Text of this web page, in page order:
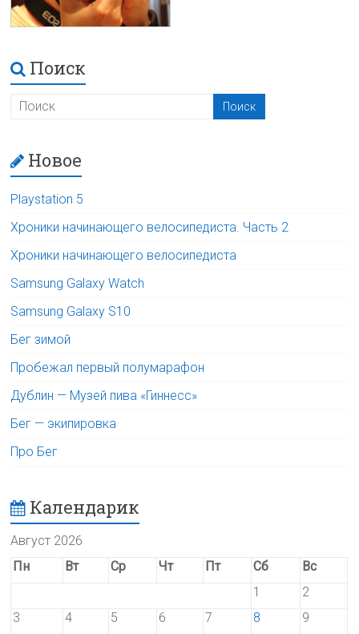
Поиск
Новое
Playstation 5
Хроники начинающего велосипедиста. Часть 2
Хроники начинающего велосипедиста
Samsung Galaxy Watch
Samsung Galaxy S10
Бег зимой
Пробежал первый полумарафон
Дублин — Музей пива «Гиннесс»
Бег — экипировка
Про Бег
Календарик
Август 2026
Пн
Вт Ср Чт Пт Сб
Вс
1
2
3
4 5 6 7 8
9